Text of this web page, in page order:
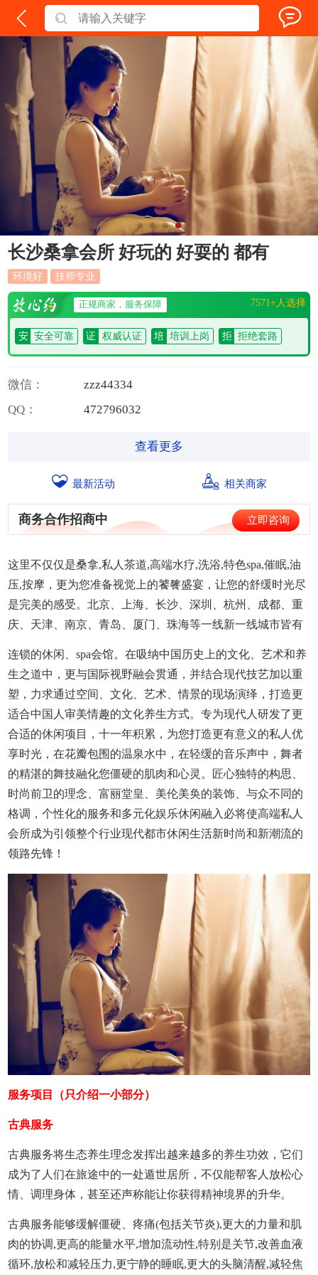
长沙桑拿会所 好玩的 好耍的 都有
环境好 技师专业
正规商家，服务保障 7571+人选择
安 安全可靠 证 权威认证 培 培训上岗 拒 拒绝套路
微信： zzz44334
QQ：
472796032
查看更多
最新活动 相关商家
商务合作招商中 立即咨询
这里不仅仅是桑拿,私人茶道,高端水疗,洗浴,特色spa,催眠,油
压,按摩，更为您准备视觉上的饕餮盛宴，让您的舒缓时光尽
是完美的感受。北京、上海、长沙 、深圳、杭州、成都、重
庆、天津、南京、青岛、厦门、珠海等一线新一线城市皆有
连锁的休闲、spa会馆。在吸纳中国历史上的文化、艺术和养
生之道中，更与国际视野融会贯通，并结合现代技艺加以重
塑，力求通过空间、文化、艺术、情景的现场演绎，打造更
适合中国人审美情趣的文化养生方式。专为现代人研发了更
合适的休闲项目，十一年积累，为您打造更有意义的私人优
享时光，在花瓣包围的温泉水中，在轻缓的音乐声中，舞者
的精湛的舞技融化您僵硬的肌肉和心灵。匠心独特的构思、
时尚前卫的理念、富丽堂皇、美伦美奂的装饰、与众不同的
格调，个性化的服务和多元化娱乐休闲融入必将使高端私人
会所成为引领整个行业现代都市休闲生活新时尚和新潮流的
领路先锋！
服务项目（只介绍一小部分）
古典服务
古典服务将生态养生理念发挥出越来越多的养生功效，它们
成为了人们在旅途中的一处遁世居所，不仅能帮客人放松心
情、调理身体，甚至还声称能让你获得精神境界的升华。
古典服务能够缓解僵硬、疼痛(包括关节炎),更大的力量和肌
肉的协调,更高的能量水平,增加流动性,特别是关节,改善血液
循环,放松和减轻压力,更宁静的睡眠,更大的头脑清醒,减轻焦